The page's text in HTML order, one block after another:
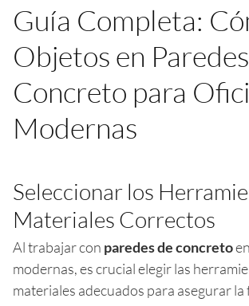
Guía Completa:
Objetos en
Concreto para
Modernas
Seleccionar los
Materiales Correctos
Al trabajar con paredes de concreto
modernas, es crucial elegir las
materiales adecuados para asegurar